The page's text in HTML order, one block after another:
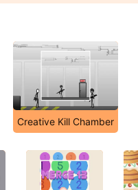
Creative Kill Chamber